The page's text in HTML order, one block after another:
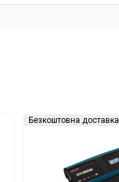
Безкоштовна доставка